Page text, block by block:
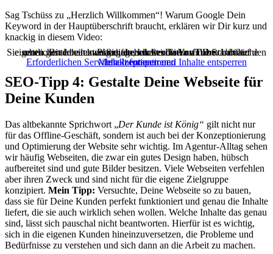
Sag Tschüss zu „Herzlich Willkommen“! Warum Google Dein
Keyword in der Hauptüberschrift braucht, erklären wir Dir kurz und
knackig in diesem Video:
Sie sehen gerade einen Platzhalterinhalt vonYouTube
. Um auf den eigentlichen Inhalt zuzugreifen, klicken Sie auf die Schaltfläche unten. Bitte beachten Sie, dass dabei Daten an Drittanbieter weitergegeben werden.
Mehr Informationen
Inhalt entsperren
Erforderlichen Service akzeptieren und Inhalte entsperren
SEO-Tipp 4: Gestalte Deine Webseite für
Deine Kunden
Das altbekannte Sprichwort „Der Kunde ist König“ gilt nicht nur
für das Offline-Geschäft, sondern ist auch bei der Konzeptionierung
und Optimierung der Website sehr wichtig. Im Agentur-Alltag sehen
wir häufig Webseiten, die zwar ein gutes Design haben, hübsch
aufbereitet sind und gute Bilder besitzen. Viele Webseiten verfehlen
aber ihren Zweck und sind nicht für die eigene Zielgruppe
konzipiert. Mein Tipp: Versuchte, Deine Webseite so zu bauen,
dass sie für Deine Kunden perfekt funktioniert und genau die Inhalte
liefert, die sie auch wirklich sehen wollen. Welche Inhalte das genau
sind, lässt sich pauschal nicht beantworten. Hierfür ist es wichtig,
sich in die eigenen Kunden hineinzuversetzen, die Probleme und
Bedürfnisse zu verstehen und sich dann an die Arbeit zu machen.